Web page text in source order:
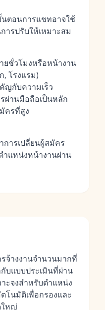
ตอนการแชทอาจใช้
ารปรับให้เหมาะสม
ชั่วโมงหรือหน้างาน
, โรงแรม)
ญกับความเร็ว
ผ่านมือถือเป็นหลัก
ครที่สูง
ารเปลี่ยนผู้สมัคร
ำแหน่งหน้างานผ่าน
จ้างงานจำนวนมากที่
กับแบบประเมินที่ผ่าน
ะจงสำหรับตำแหน่ง
โนมัติเพื่อกรองและ
หญ่